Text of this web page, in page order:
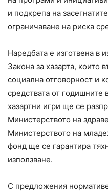
и подкрепа на
ограничаване на риска
Наредбата е изготвена в
Закона за хазарта, които
социална отговорност и
средствата от годишните
хазартни игри ще се
Министерството на
Министерството на
фонд ще се гарантира
използване.
С предложения